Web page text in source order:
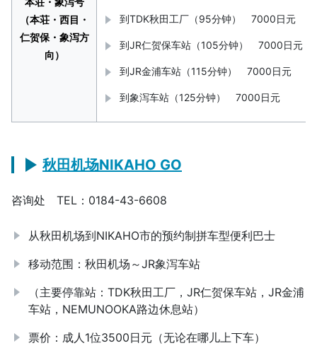
（本荘・西目・
仁贺保・象泻方
向）
到TDK秋田工厂（95分钟） 7000日元
到JR仁贺保车站（105分钟） 7000日元
到JR金浦车站（115分钟） 7000日元
到象泻车站（125分钟） 7000日元
秋田机场NIKAHO GO
咨询处 TEL：0184-43-6608
从秋田机场到NIKAHO市的预约制拼车型便利巴士
移动范围：秋田机场～JR象泻车站
（主要停靠站：TDK秋田工厂，JR仁贺保车站，JR金浦
车站，NEMUNOOKA路边休息站）
票价：成人1位3500日元（无论在哪儿上下车）